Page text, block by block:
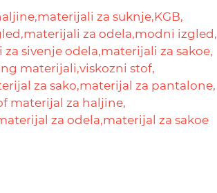
materijali za suknje,KGB,
materijali za odela,modni izgled,
za sivenje odela,materijali za sakoe,
materijali,viskozni stof,
za sako,materijal za pantalone,
materijal za haljine,
za odela,materijal za sakoe